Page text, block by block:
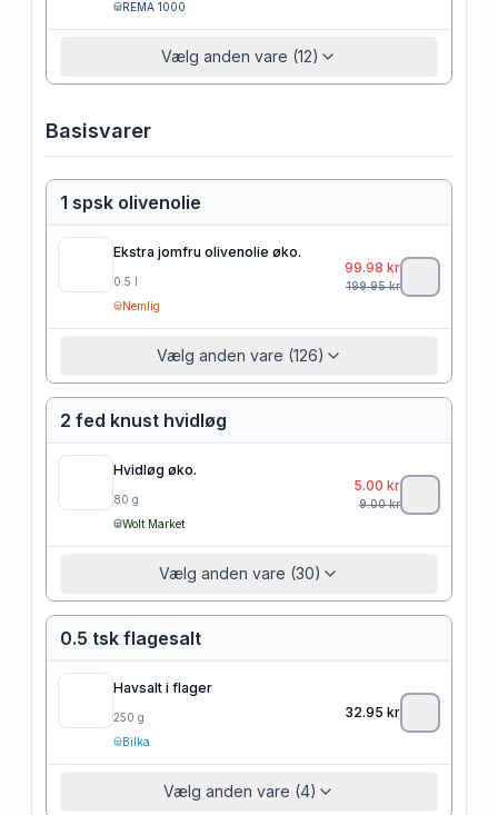
REMA 1000
Vælg anden vare (12)
Basisvarer
1 spsk olivenolie
Ekstra jomfru olivenolie øko.
0.5 l
Nemlig
99.98 kr
199.95kr
Vælg anden vare (126)
2 fed knust hvidløg
Hvidløg øko.
80 g
Wolt Market
5.00 kr
9.00kr
Vælg anden vare (30)
0.5 tsk flagesalt
Havsalt i flager
250 g
Bilka
32.95 kr
Vælg anden vare (4)